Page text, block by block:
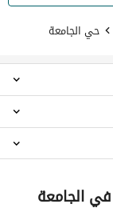
حي الجامعة
في الجامعة